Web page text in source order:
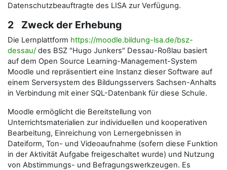
Datenschutzbeauftragte des LISA zur Verfügung.
2 Zweck der Erhebung
Die Lernplattform https://moodle.bildung-lsa.de/bsz-
dessau/ des BSZ "Hugo Junkers" Dessau-Roßlau basiert
auf dem Open Source Learning-Management-System
Moodle und repräsentiert eine Instanz dieser Software auf
einem Serversystem des Bildungsservers Sachsen-Anhalts
in Verbindung mit einer SQL-Datenbank für diese Schule.
Moodle ermöglicht die Bereitstellung von
Unterrichtsmaterialien zur individuellen und kooperativen
Bearbeitung, Einreichung von Lernergebnissen in
Dateiform, Ton- und Videoaufnahme (sofern diese Funktion
in der Aktivität Aufgabe freigeschaltet wurde) und Nutzung
von Abstimmungs- und Befragungswerkzeugen. Es